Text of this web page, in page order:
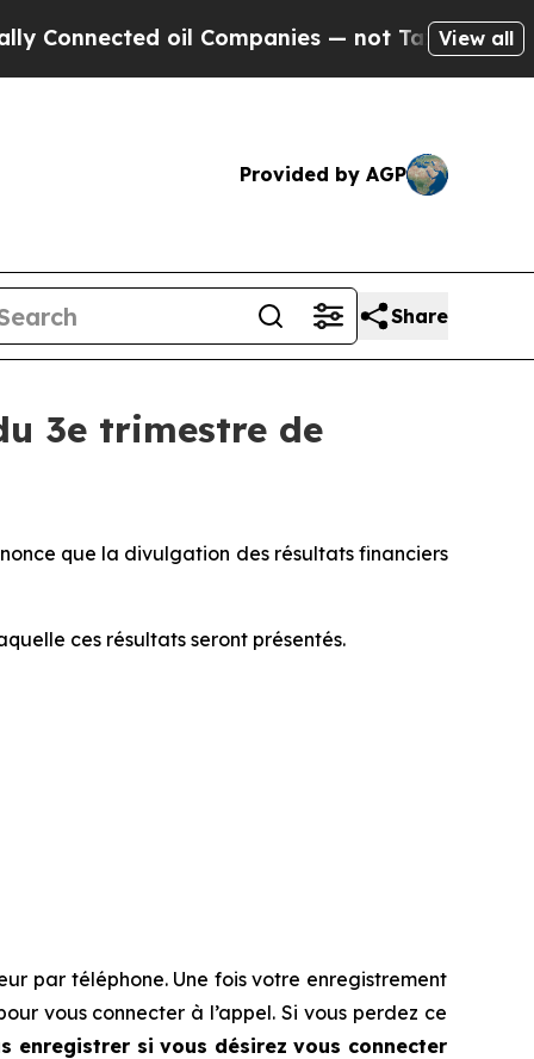
oil Companies — not Taxpayers — the
View all
Provided by AGP
Share
3e trimestre de
que la divulgation des résultats financiers
ces résultats seront présentés.
par téléphone. Une fois votre enregistrement
vous connecter à l’appel. Si vous perdez ce
enregistrer si vous désirez vous connecter